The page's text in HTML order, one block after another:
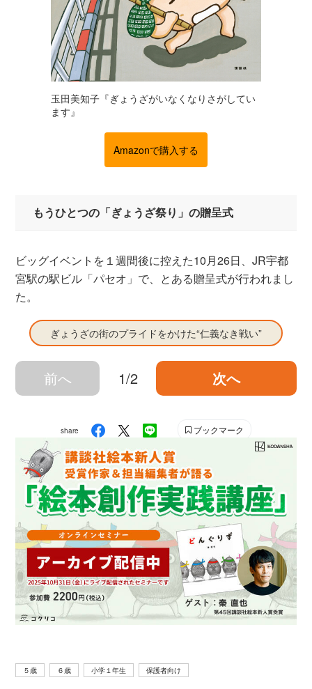
玉田美知子『ぎょうざがいなくなりさがしてい
ます』
Amazonで購入する
もうひとつの「ぎょうざ祭り」の贈呈式
ビッグイベントを１週間後に控えた10月26日、JR宇都
宮駅の駅ビル「パセオ」で、とある贈呈式が行われまし
た。
ぎょうざの街のプライドをかけた“仁義なき戦い”
前へ 1/2 次へ
share ブックマーク
５歳 ６歳 小学１年生 保護者向け